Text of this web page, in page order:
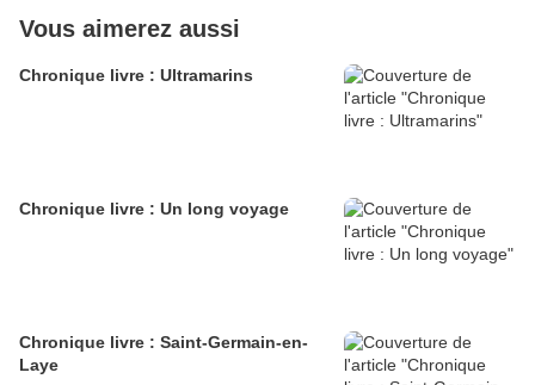
Vous aimerez aussi
Chronique livre : Ultramarins
Chronique livre : Un long voyage
Chronique livre : Saint-Germain-en-
Laye